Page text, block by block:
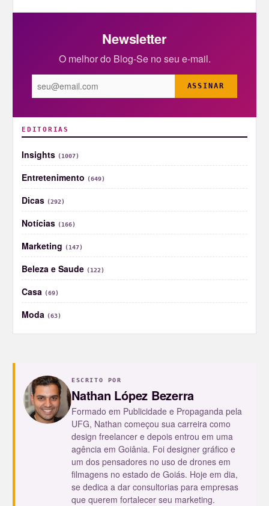
Newsletter
O melhor do Blog-Se no seu e-mail.
ASSINAR
EDITORIAS
Insights (1007)
Entretenimento (649)
Dicas (292)
Notícias (166)
Marketing (147)
Beleza e Saude (122)
Casa (69)
Moda (63)
ESCRITO POR
Nathan López Bezerra
Formado em Publicidade e Propaganda pela
UFG, Nathan começou sua carreira como
design freelancer e depois entrou em uma
agência em Goiânia. Foi designer gráfico e
um dos pensadores no uso de drones em
filmagens no estado de Goiás. Hoje em dia,
se dedica a dar consultorias para empresas
que querem fortalecer seu marketing.